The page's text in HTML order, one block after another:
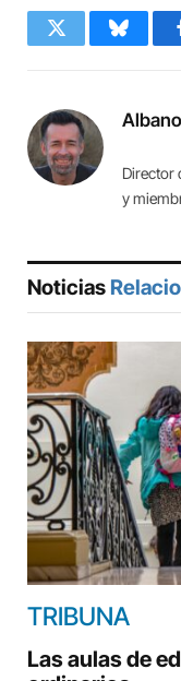
Twitter Bluesky
Director
y
Noticias
TRIBUNA
Las aulas de